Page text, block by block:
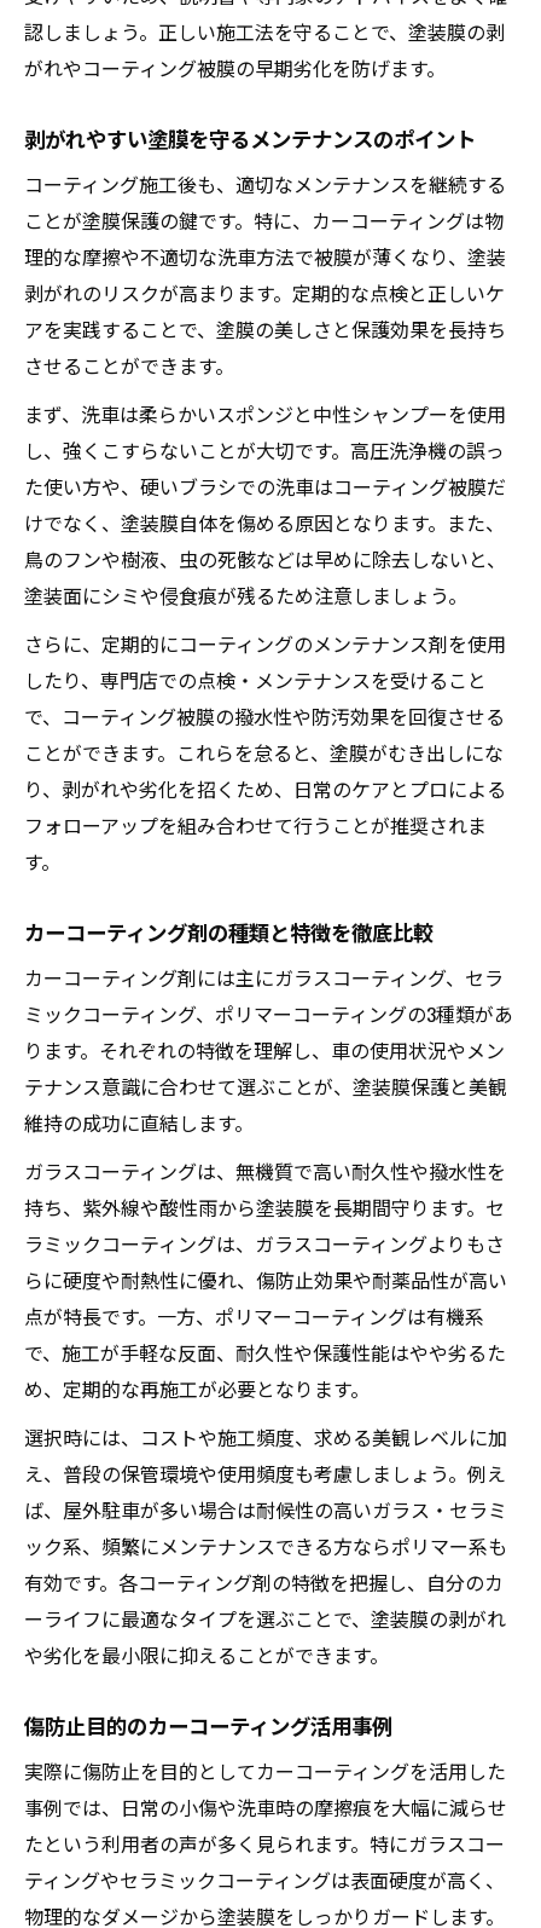
認しましょう。正しい施工法を守ることで、塗装膜の剥
がれやコーティング被膜の早期劣化を防げます。
剥がれやすい塗膜を守るメンテナンスのポイント
コーティング施工後も、適切なメンテナンスを継続する
ことが塗膜保護の鍵です。特に、カーコーティングは物
理的な摩擦や不適切な洗車方法で被膜が薄くなり、塗装
剥がれのリスクが高まります。定期的な点検と正しいケ
アを実践することで、塗膜の美しさと保護効果を長持ち
させることができます。
まず、洗車は柔らかいスポンジと中性シャンプーを使用
し、強くこすらないことが大切です。高圧洗浄機の誤っ
た使い方や、硬いブラシでの洗車はコーティング被膜だ
けでなく、塗装膜自体を傷める原因となります。また、
鳥のフンや樹液、虫の死骸などは早めに除去しないと、
塗装面にシミや侵食痕が残るため注意しましょう。
さらに、定期的にコーティングのメンテナンス剤を使用
したり、専門店での点検・メンテナンスを受けること
で、コーティング被膜の撥水性や防汚効果を回復させる
ことができます。これらを怠ると、塗膜がむき出しにな
り、剥がれや劣化を招くため、日常のケアとプロによる
フォローアップを組み合わせて行うことが推奨されま
す。
カーコーティング剤の種類と特徴を徹底比較
カーコーティング剤には主にガラスコーティング、セラ
ミックコーティング、ポリマーコーティングの3種類があ
ります。それぞれの特徴を理解し、車の使用状況やメン
テナンス意識に合わせて選ぶことが、塗装膜保護と美観
維持の成功に直結します。
ガラスコーティングは、無機質で高い耐久性や撥水性を
持ち、紫外線や酸性雨から塗装膜を長期間守ります。セ
ラミックコーティングは、ガラスコーティングよりもさ
らに硬度や耐熱性に優れ、傷防止効果や耐薬品性が高い
点が特長です。一方、ポリマーコーティングは有機系
で、施工が手軽な反面、耐久性や保護性能はやや劣るた
め、定期的な再施工が必要となります。
選択時には、コストや施工頻度、求める美観レベルに加
え、普段の保管環境や使用頻度も考慮しましょう。例え
ば、屋外駐車が多い場合は耐候性の高いガラス・セラミ
ック系、頻繁にメンテナンスできる方ならポリマー系も
有効です。各コーティング剤の特徴を把握し、自分のカ
ーライフに最適なタイプを選ぶことで、塗装膜の剥がれ
や劣化を最小限に抑えることができます。
傷防止目的のカーコーティング活用事例
実際に傷防止を目的としてカーコーティングを活用した
事例では、日常の小傷や洗車時の摩擦痕を大幅に減らせ
たという利用者の声が多く見られます。特にガラスコー
ティングやセラミックコーティングは表面硬度が高く、
物理的なダメージから塗装膜をしっかりガードします。